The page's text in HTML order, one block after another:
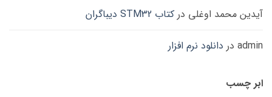
آیدین محمد اوغلی در کتاب STM32 دیباگران
admin در دانلود نرم افزار
ابر چسب